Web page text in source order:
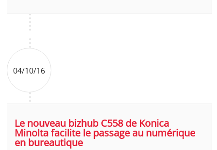
04/10/16
Le nouveau bizhub C558 de Konica
Minolta facilite le passage au numérique
en bureautique